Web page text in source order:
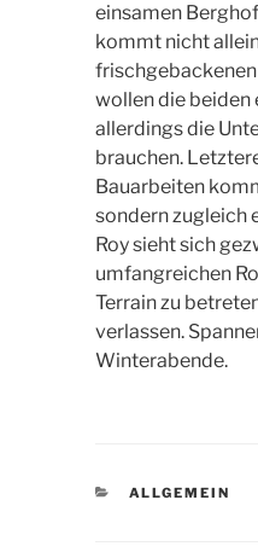
einsamen
kommt nicht
wollen die beiden
allerdings die
brauchen.
Bauarbeiten
sondern zugleich
Roy sieht sich
umfangreichen
Terrain zu
verlassen.
Winterabende.
KATEGORIEN
ALLGEMEIN